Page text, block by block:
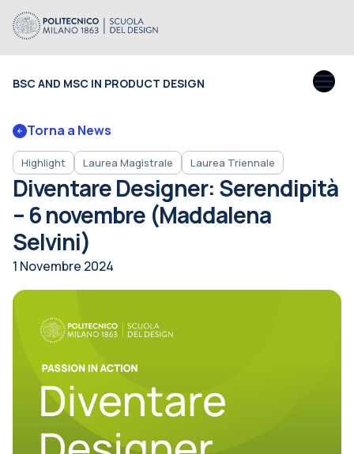
BSC AND MSC IN PRODUCT DESIGN
Torna a News
Highlight Laurea Magistrale Laurea Triennale
Diventare Designer: Serendipità
– 6 novembre (Maddalena
Selvini)
1 Novembre 2024